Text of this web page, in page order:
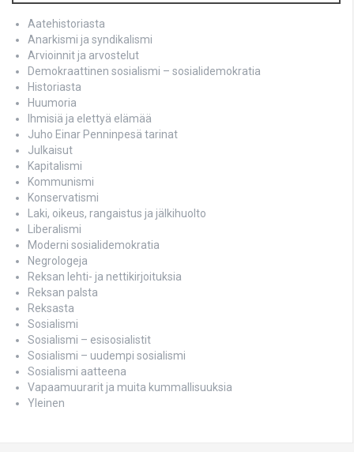
Aatehistoriasta
Anarkismi ja syndikalismi
Arvioinnit ja arvostelut
Demokraattinen sosialismi – sosialidemokratia
Historiasta
Huumoria
Ihmisiä ja elettyä elämää
Juho Einar Penninpesä tarinat
Julkaisut
Kapitalismi
Kommunismi
Konservatismi
Laki, oikeus, rangaistus ja jälkihuolto
Liberalismi
Moderni sosialidemokratia
Negrologeja
Reksan lehti- ja nettikirjoituksia
Reksan palsta
Reksasta
Sosialismi
Sosialismi – esisosialistit
Sosialismi – uudempi sosialismi
Sosialismi aatteena
Vapaamuurarit ja muita kummallisuuksia
Yleinen